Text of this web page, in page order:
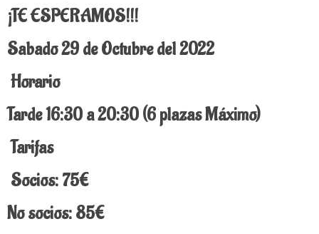
¡TE ESPERAMOS!!!
Sabado 29 de Octubre del 2022
Horario
Tarde 16:30 a 20:30(6 plazas Máximo)
Tarifas
Socios: 75€
No socios: 85€